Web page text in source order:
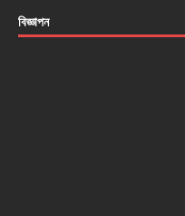
বিজ্ঞাপন